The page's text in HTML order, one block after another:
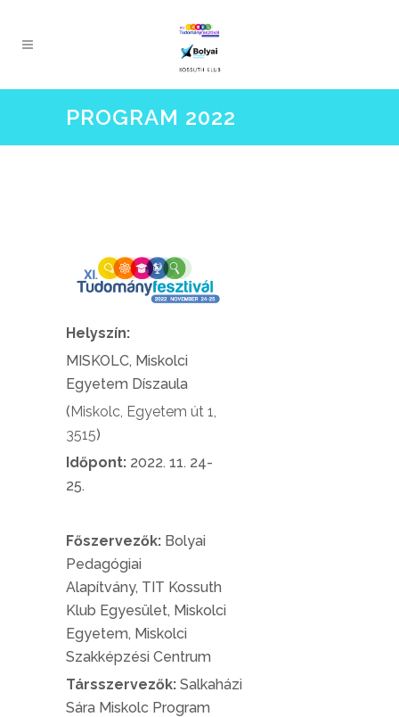
PROGRAM 2022
Helyszín:
MISKOLC, Miskolci
Egyetem Díszaula
(Miskolc, Egyetem út 1,
3515)
Időpont: 2022. 11. 24-
25.
Főszervezők: Bolyai
Pedagógiai
Alapítvány, TIT Kossuth
Klub Egyesület, Miskolci
Egyetem, Miskolci
Szakképzési Centrum
Társszervezők: Salkaházi
Sára Miskolc Program